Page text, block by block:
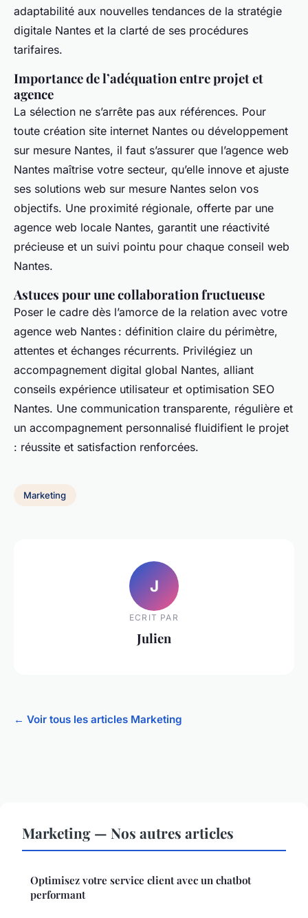
adaptabilité aux nouvelles tendances de la stratégie
digitale Nantes et la clarté de ses procédures
tarifaires.
Importance de l’adéquation entre projet et
agence
La sélection ne s’arrête pas aux références. Pour
toute création site internet Nantes ou développement
sur mesure Nantes, il faut s’assurer que l’agence web
Nantes maîtrise votre secteur, qu’elle innove et ajuste
ses solutions web sur mesure Nantes selon vos
objectifs. Une proximité régionale, offerte par une
agence web locale Nantes, garantit une réactivité
précieuse et un suivi pointu pour chaque conseil web
Nantes.
Astuces pour une collaboration fructueuse
Poser le cadre dès l’amorce de la relation avec votre
agence web Nantes : définition claire du périmètre,
attentes et échanges récurrents. Privilégiez un
accompagnement digital global Nantes, alliant
conseils expérience utilisateur et optimisation SEO
Nantes. Une communication transparente, régulière et
un accompagnement personnalisé fluidifient le projet
: réussite et satisfaction renforcées.
Marketing
J
ECRIT PAR
Julien
← Voir tous les articles Marketing
Marketing — Nos autres articles
Optimisez votre service client avec un chatbot
performant